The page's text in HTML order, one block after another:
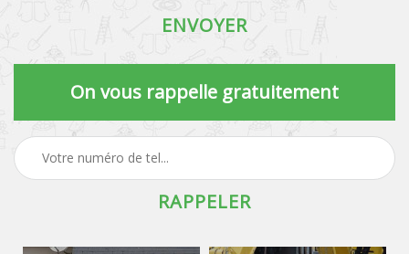
On vous rappelle gratuitement